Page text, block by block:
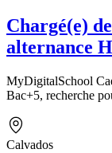
Chargé(e)
alternance
MyDigitalSchool
Bac+5, recherche
Calvados